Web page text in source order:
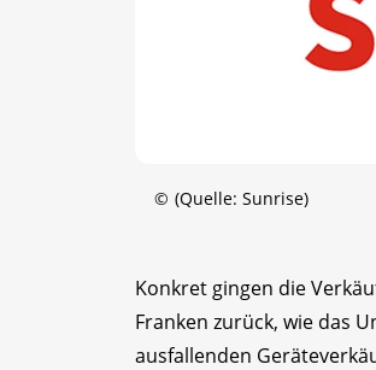
© (Quelle: Sunrise)
Konkret gingen die
Franken zurück, wie das
ausfallenden